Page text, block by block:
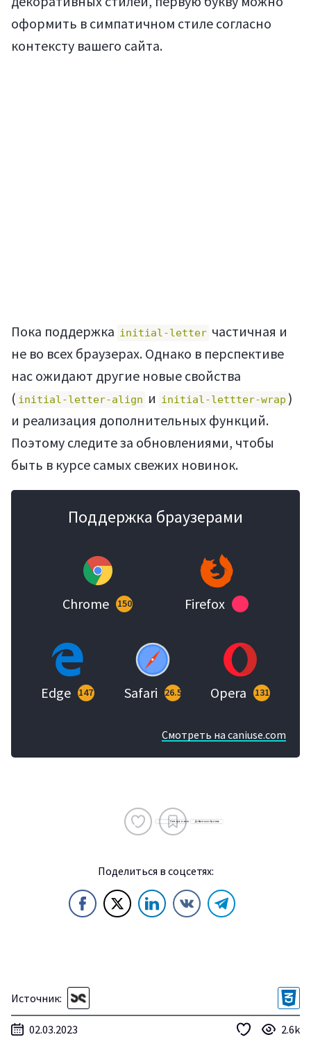
Мануалы
Войти
Регистрация
Поделиться в соцсетях:
оформить в симпатичном стиле согласно
контексту вашего сайта.
Пока поддержка initial-letter частичная и
не во всех браузерах. Однако в перспективе
нас ожидают другие новые свойства
( initial-letter-align и initial-lettter-wrap )
и реализация дополнительных функций.
Поэтому следите за обновлениями, чтобы
быть в курсе самых свежих новинок.
Поддержка браузерами
Chrome 150 Firefox
Edge 147 Safari 26.5 Opera 131
Смотреть на caniuse.com
Источник:
02.03.2023 2.6k